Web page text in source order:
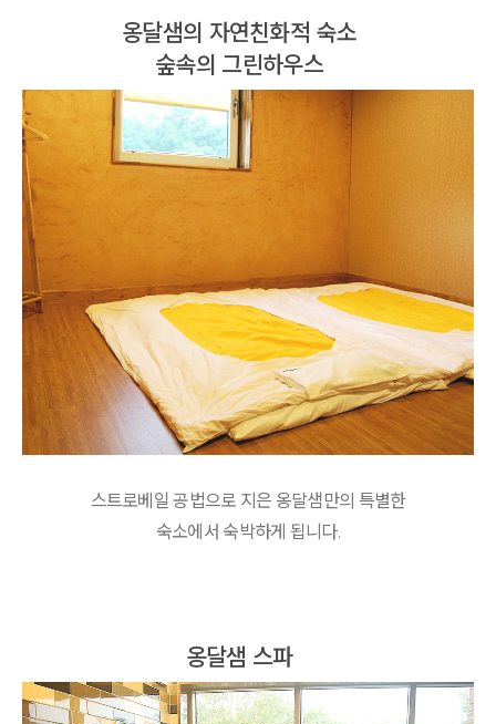
옹달샘의 자연친화적 숙소
숲속의 그린하우스
스트로베일 공법으로 지은 옹달샘만의 특별한
숙소에서 숙박하게 됩니다.
옹달샘 스파